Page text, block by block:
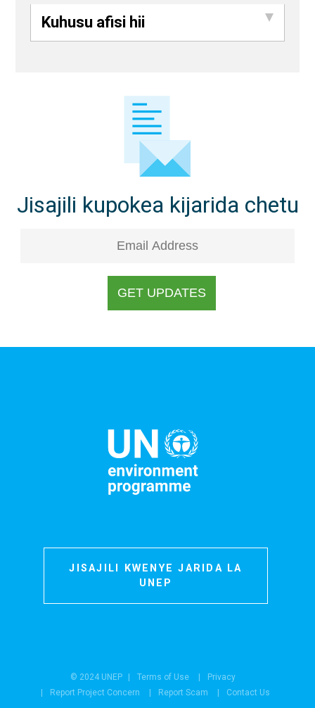
Kuhusu afisi hii
Jisajili kupokea kijarida chetu
JISAJILI KWENYE JARIDA LA
UNEP
© 2024 UNEP Terms of Use
Privacy
Report Project Concern
Report Scam Contact Us